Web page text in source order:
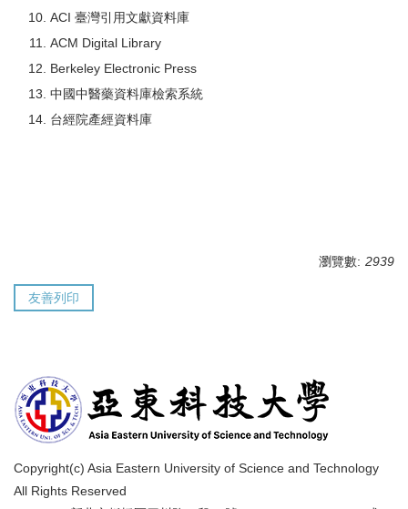
ACI 臺灣引用文獻資料庫
ACM Digital Library
Berkeley Electronic Press
中國中醫藥資料庫檢索系統
台經院產經資料庫
瀏覽數: 2939
友善列印
Copyright(c) Asia Eastern University of Science and Technology
All Rights Reserved